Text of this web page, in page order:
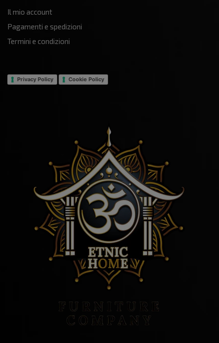
Il mio account
Pagamenti e spedizioni
Termini e condizioni
Privacy Policy Cookie Policy